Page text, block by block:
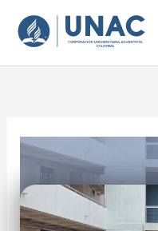
contenido